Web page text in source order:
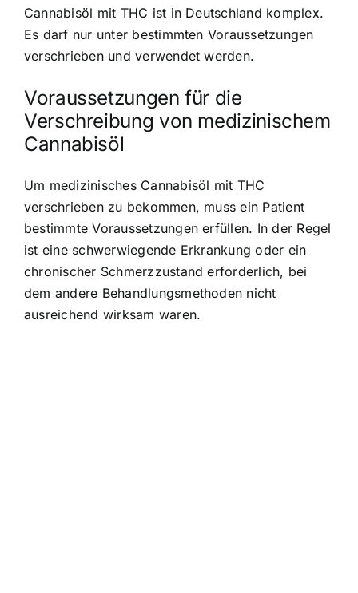
Cannabisöl mit THC ist in Deutschland komplex.
Es darf nur unter bestimmten Voraussetzungen
verschrieben und verwendet werden.
Voraussetzungen für die
Verschreibung von medizinischem
Cannabisöl
Um medizinisches Cannabisöl mit THC
verschrieben zu bekommen, muss ein Patient
bestimmte Voraussetzungen erfüllen. In der Regel
ist eine schwerwiegende Erkrankung oder ein
chronischer Schmerzzustand erforderlich, bei
dem andere Behandlungsmethoden nicht
ausreichend wirksam waren.